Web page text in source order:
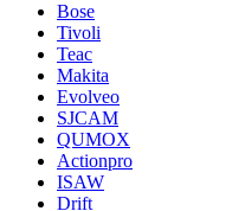
Bose
Tivoli
Teac
Makita
Evolveo
SJCAM
QUMOX
Actionpro
ISAW
Drift